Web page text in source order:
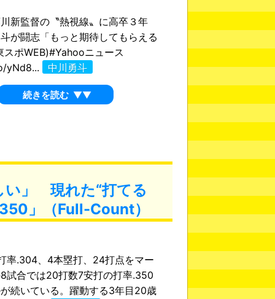
新監督の〝熱視線〟に高卒３年
が闘志「もっと期待してもらえる
スポWEB)#Yahooニュース
yNd8...
中川勇斗
続きを読む ▼▼
い」 現れた“打てる
」（Full-Count）
.304、4本塁打、24打点をマー
試合では20打数7安打の打率.350
続いている。躍動する3年目20歳